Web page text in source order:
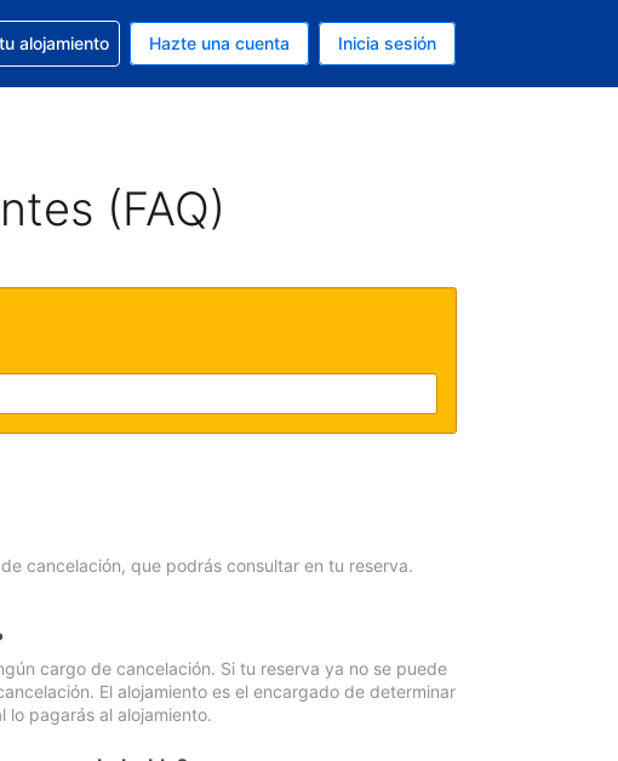
es Dólar de EEUU
Tu idioma actual es Español
con la reserva
alojamiento Hazte una cuenta Inicia sesión
(FAQ)
cancelación, que podrás consultar en tu reserva.
cargo de cancelación. Si tu reserva ya no se puede
El alojamiento es el encargado de determinar
lo pagarás al alojamiento.